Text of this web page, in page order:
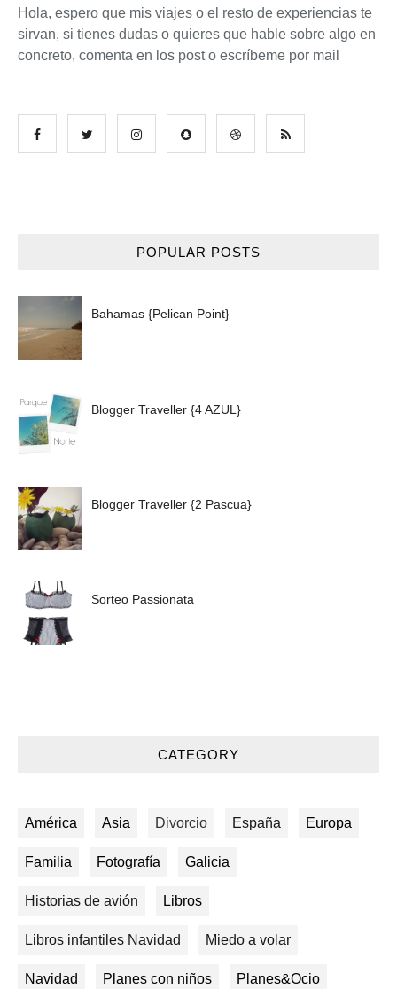
Hola, espero que mis viajes o el resto de experiencias te
sirvan, si tienes dudas o quieres que hable sobre algo en
concreto, comenta en los post o escríbeme por mail
POPULAR POSTS
Bahamas {Pelican Point}
Blogger Traveller {4 AZUL}
Blogger Traveller {2 Pascua}
Sorteo Passionata
CATEGORY
América Asia Divorcio España Europa
Familia Fotografía Galicia
Historias de avión Libros
Libros infantiles Navidad Miedo a volar
Navidad Planes con niños Planes&Ocio